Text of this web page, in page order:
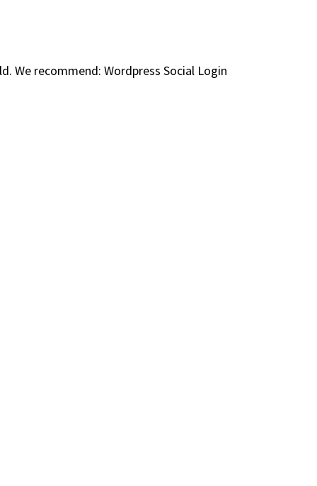
We recommend: Wordpress Social Login